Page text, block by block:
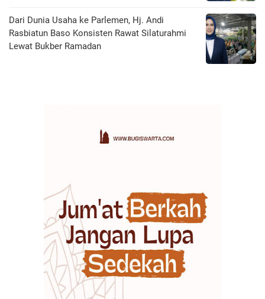
Dari Dunia Usaha ke Parlemen, Hj. Andi
Rasbiatun Baso Konsisten Rawat Silaturahmi
Lewat Bukber Ramadan